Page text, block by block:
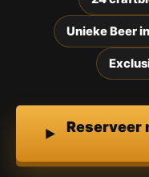
Unieke Beer
Reserveer